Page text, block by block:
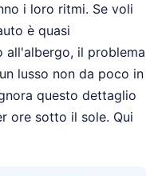
i loro ritmi. Se voli
è quasi
il problema
lusso non da poco in
questo dettaglio
ore sotto il sole. Qui